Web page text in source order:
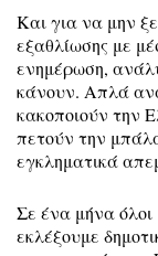
Και για να μην
εξαθλίωσης με
ενημέρωση,
κάνουν. Απλά
κακοποιούν την
πετούν την
εγκληματικά
Σε ένα μήνα
εκλέξουμε